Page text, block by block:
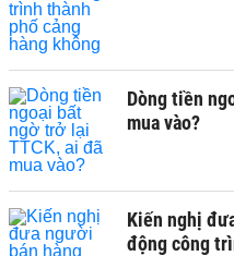
Dòng tiền
mua vào?
Kiến nghị
động công